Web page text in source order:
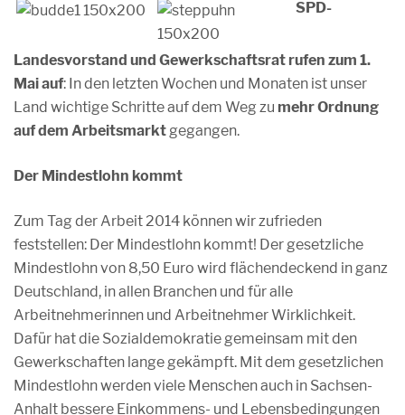
SPD-
Landesvorstand und Gewerkschaftsrat rufen zum 1.
Mai auf: In den letzten Wochen und Monaten ist unser
Land wichtige Schritte auf dem Weg zu mehr Ordnung
auf dem Arbeitsmarkt gegangen.
Der Mindestlohn kommt
Zum Tag der Arbeit 2014 können wir zufrieden
feststellen: Der Mindestlohn kommt! Der gesetzliche
Mindestlohn von 8,50 Euro wird flächendeckend in ganz
Deutschland, in allen Branchen und für alle
Arbeitnehmerinnen und Arbeitnehmer Wirklichkeit.
Dafür hat die Sozialdemokratie gemeinsam mit den
Gewerkschaften lange gekämpft. Mit dem gesetzlichen
Mindestlohn werden viele Menschen auch in Sachsen-
Anhalt bessere Einkommens- und Lebensbedingungen